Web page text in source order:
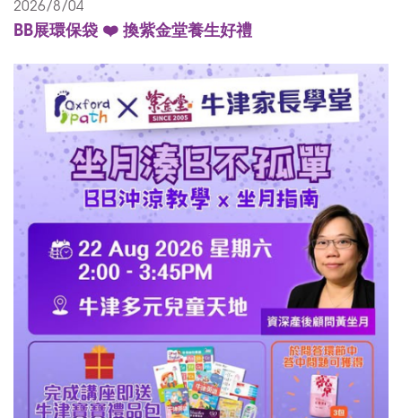
2026/8/04
BB展環保袋 ❤️ 換紫金堂養生好禮